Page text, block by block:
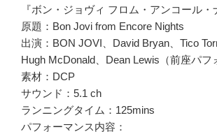
『ボン・ジョヴィ フロム・アンコール・
原題：Bon Jovi from Encore Nights
出演：BON JOVI、David Bryan、Tico
Hugh McDonald、Dean Lewis（前座パフ
素材：DCP
サウンド：5.1 ch
ランニングタイム：125mins
パフォーマンス内容：